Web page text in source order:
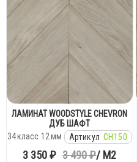
ЛАМИНАТ WOODSTYLE CHEVRON
ДУБ ШАФТ
Артикул CH150
класс
34 мм
12
3 350 ₽ 3 490 ₽/ М2